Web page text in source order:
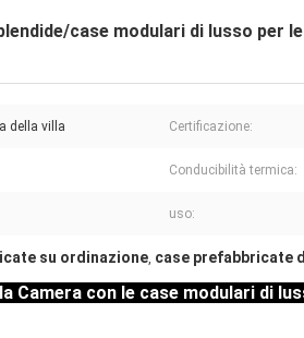
case modulari di lusso per
della villa Certificazione:
Conducibilità termica:
uso:
su ordinazione, case prefabbricate
Camera con le case modulari di